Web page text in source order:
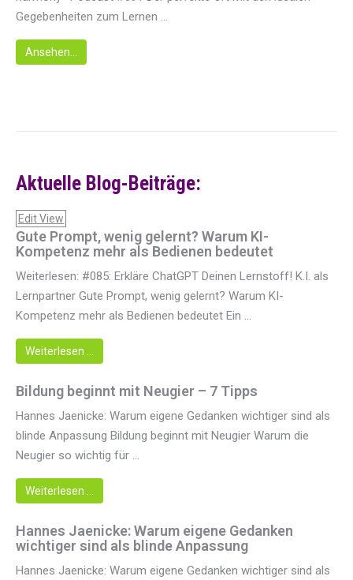
Gegebenheiten zum Lernen ...
Ansehen...
Aktuelle Blog-Beiträge:
Edit View
Gute Prompt, wenig gelernt? Warum KI-
Kompetenz mehr als Bedienen bedeutet
Weiterlesen: #085: Erkläre ChatGPT Deinen Lernstoff! K.I. als
Lernpartner Gute Prompt, wenig gelernt? Warum KI-
Kompetenz mehr als Bedienen bedeutet Ein ...
Weiterlesen …
Bildung beginnt mit Neugier – 7 Tipps
Hannes Jaenicke: Warum eigene Gedanken wichtiger sind als
blinde Anpassung Bildung beginnt mit Neugier Warum die
Neugier so wichtig für ...
Weiterlesen …
Hannes Jaenicke: Warum eigene Gedanken
wichtiger sind als blinde Anpassung
Hannes Jaenicke: Warum eigene Gedanken wichtiger sind als